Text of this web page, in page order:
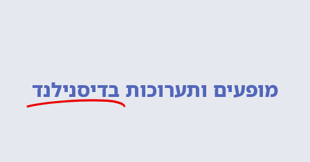
מופעים ותערוכות בדיסנילנד